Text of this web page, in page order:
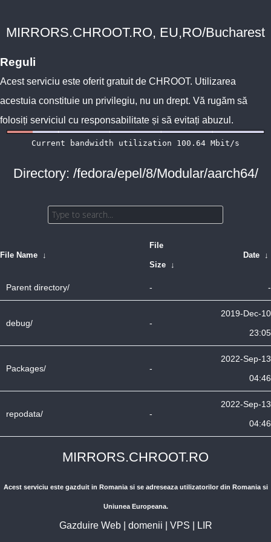
MIRRORS.CHROOT.RO, EU,RO/Bucharest
Reguli
Acest serviciu este oferit gratuit de CHROOT. Utilizarea
acestuia constituie un privilegiu, nu un drept. Vă rugăm să
folosiți serviciul cu responsabilitate și să evitați abuzul.
Directory: /fedora/epel/8/Modular/aarch64/
File Name ↓
File
Size ↓
Date ↓
Parent directory/ - -
debug/ -
2019-Dec-10
23:05
Packages/ -
2022-Sep-13
04:46
repodata/ -
2022-Sep-13
04:46
MIRRORS.CHROOT.RO
Acest serviciu este gazduit in Romania si se adreseaza utilizatorilor din Romania si
Uniunea Europeana.
Gazduire Web| domenii VPS LIR